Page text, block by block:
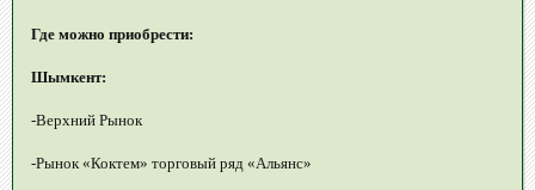
Где можно приобрести:
Шымкент:
-Верхний Рынок
-Рынок «Коктем» торговый ряд «Альянс»